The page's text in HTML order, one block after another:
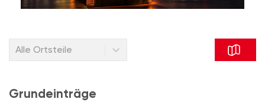
Alle Ortsteile
Grundeinträge